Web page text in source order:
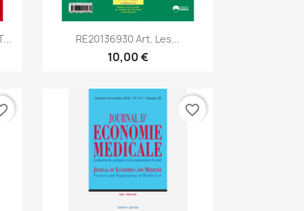
Aperçu rapide
RE20136930 Art. Les...
10,00 €
favorite_border